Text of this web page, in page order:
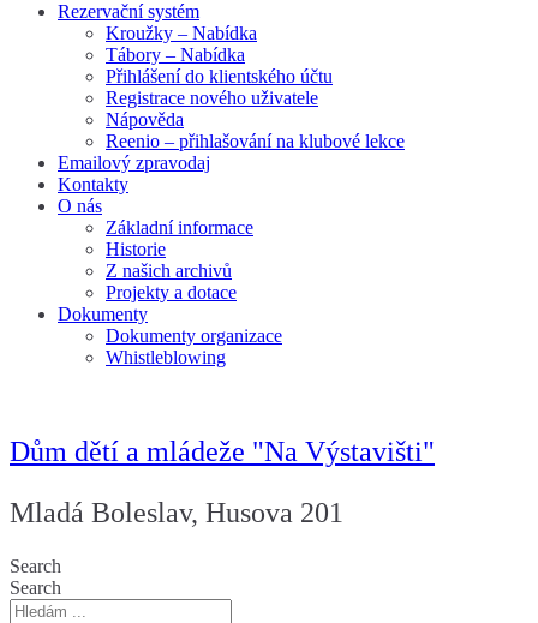
Rezervační systém
Kroužky – Nabídka
Tábory – Nabídka
Přihlášení do klientského účtu
Registrace nového uživatele
Nápověda
Reenio – přihlašování na klubové lekce
Emailový zpravodaj
Kontakty
O nás
Základní informace
Historie
Z našich archivů
Projekty a dotace
Dokumenty
Dokumenty organizace
Whistleblowing
Dům dětí a mládeže "Na Výstavišti"
Mladá Boleslav, Husova 201
Search
Search